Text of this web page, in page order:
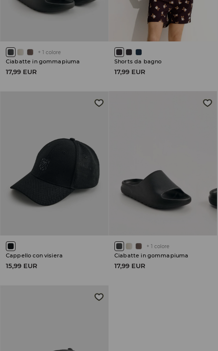
+ 1 colore
Ciabatte in gommapiuma
17,99 EUR
Shorts da bagno
17,99 EUR
Cappello con visiera
15,99 EUR
+ 1 colore
Ciabatte in gommapiuma
17,99 EUR